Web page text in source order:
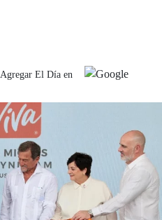
Agregar El Día en